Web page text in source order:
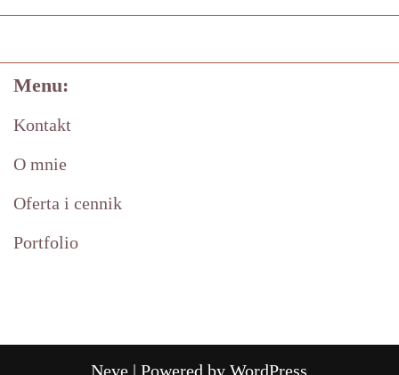
Menu:
Kontakt
O mnie
Oferta i cennik
Portfolio
Neve | Powered by WordPress